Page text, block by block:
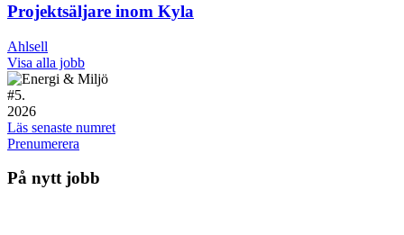
Projektsäljare inom Kyla
Ahlsell
Visa alla jobb
#5.
2026
Läs senaste numret
Prenumerera
På nytt jobb